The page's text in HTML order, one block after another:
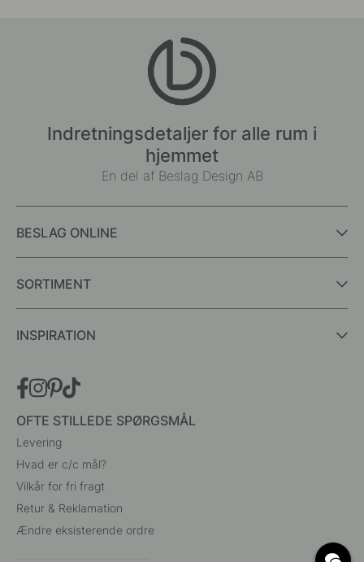
Indretningsdetaljer for alle rum i
hjemmet
En del af Beslag Design AB
BESLAG ONLINE
SORTIMENT
INSPIRATION
OFTE STILLEDE SPØRGSMÅL
Levering
Hvad er c/c mål?
Vilkår for fri fragt
Retur & Reklamation
Ændre eksisterende ordre